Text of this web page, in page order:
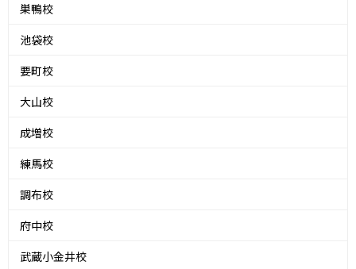
巣鴨校
池袋校
要町校
大山校
成増校
練馬校
調布校
府中校
武蔵小金井校